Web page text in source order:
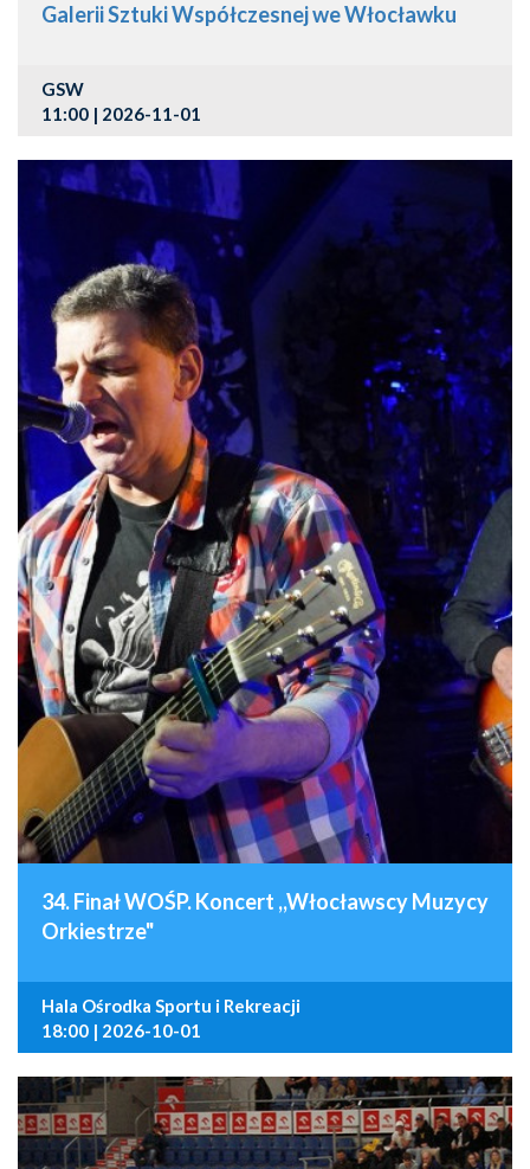
Galerii Sztuki Współczesnej we Włocławku
GSW
11:00 | 2026-11-01
34. Finał WOŚP. Koncert ,,Włocławscy Muzycy
Orkiestrze"
Hala Ośrodka Sportu i Rekreacji
18:00 | 2026-10-01